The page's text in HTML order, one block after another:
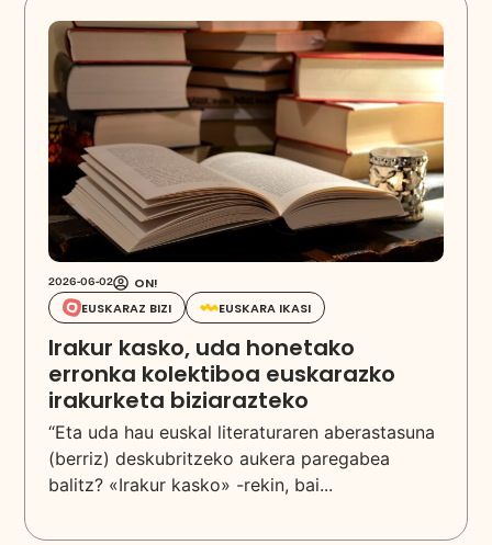
2026-06-02
ON!
EUSKARAZ BIZI
EUSKARA IKASI
Irakur kasko, uda honetako
erronka kolektiboa euskarazko
irakurketa biziarazteko
“Eta uda hau euskal literaturaren aberastasuna
(berriz) deskubritzeko aukera paregabea
balitz? «Irakur kasko» -rekin, bai...